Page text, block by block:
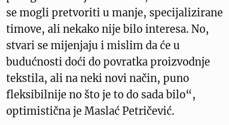
se mogli pretvoriti u manje, specijalizirane
timove, ali nekako nije bilo interesa. No,
stvari se mijenjaju i mislim da će u
budućnosti doći do povratka proizvodnje
tekstila, ali na neki novi način, puno
fleksibilnije no što je to do sada bilo“,
optimistična je Maslać Petričević.